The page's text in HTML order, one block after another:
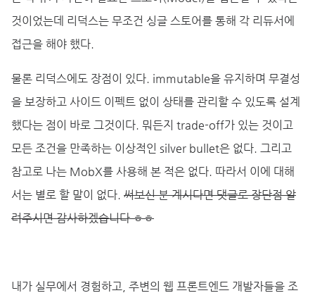
것이었는데 리덕스는 무조건 싱글 스토어를 통해 각 리듀서에
접근을 해야 했다.
물론 리덕스에도 장점이 있다. immutable을 유지하며 무결성
을 보장하고 사이드 이펙트 없이 상태를 관리할 수 있도록 설계
했다는 점이 바로 그것이다. 뭐든지 trade-off가 있는 것이고
모든 조건을 만족하는 이상적인 silver bullet은 없다. 그리고
참고로 나는 MobX를 사용해 본 적은 없다. 따라서 이에 대해
서는 별로 할 말이 없다. 써보신 분 계시다면 댓글로 장단점 알
려주시면 감사하겠습니다 ㅎㅎ
내가 실무에서 경험하고, 주변의 웹 프론트엔드 개발자들을 조